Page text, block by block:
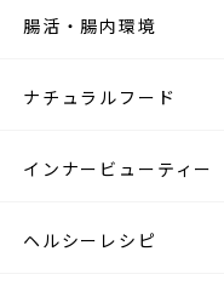
腸活・腸内環境
ナチュラルフード
インナービューティー
ヘルシーレシピ